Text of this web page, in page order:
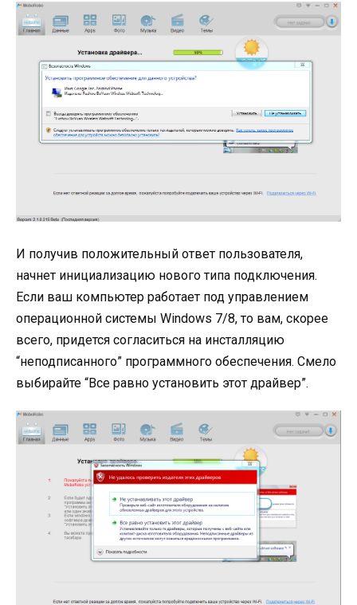
И получив положительный ответ пользователя,
начнет инициализацию нового типа подключения.
Если ваш компьютер работает под управлением
операционной системы Windows 7/8, то вам, скорее
всего, придется согласиться на инсталляцию
“неподписанного” программного обеспечения. Смело
выбирайте “Все равно установить этот драйвер”.